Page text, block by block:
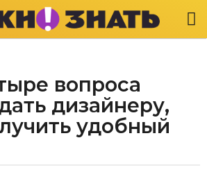
вопроса
дизайнеру,
удобный